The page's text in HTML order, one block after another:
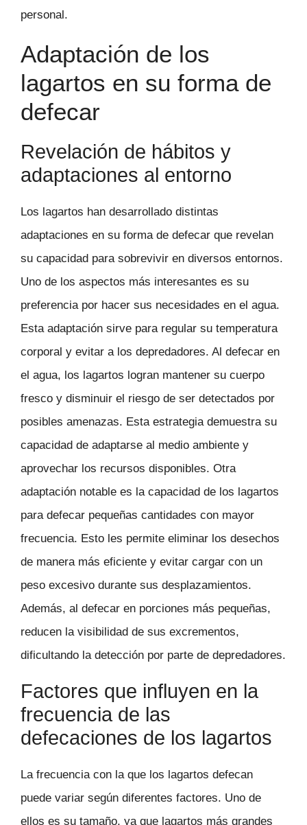
personal.
Adaptación de los
lagartos en su forma de
defecar
Revelación de hábitos y
adaptaciones al entorno
Los lagartos han desarrollado distintas
adaptaciones en su forma de defecar que revelan
su capacidad para sobrevivir en diversos entornos.
Uno de los aspectos más interesantes es su
preferencia por hacer sus necesidades en el agua.
Esta adaptación sirve para regular su temperatura
corporal y evitar a los depredadores. Al defecar en
el agua, los lagartos logran mantener su cuerpo
fresco y disminuir el riesgo de ser detectados por
posibles amenazas. Esta estrategia demuestra su
capacidad de adaptarse al medio ambiente y
aprovechar los recursos disponibles. Otra
adaptación notable es la capacidad de los lagartos
para defecar pequeñas cantidades con mayor
frecuencia. Esto les permite eliminar los desechos
de manera más eficiente y evitar cargar con un
peso excesivo durante sus desplazamientos.
Además, al defecar en porciones más pequeñas,
reducen la visibilidad de sus excrementos,
dificultando la detección por parte de depredadores.
Factores que influyen en la
frecuencia de las
defecaciones de los lagartos
La frecuencia con la que los lagartos defecan
puede variar según diferentes factores. Uno de
ellos es su tamaño, ya que lagartos más grandes